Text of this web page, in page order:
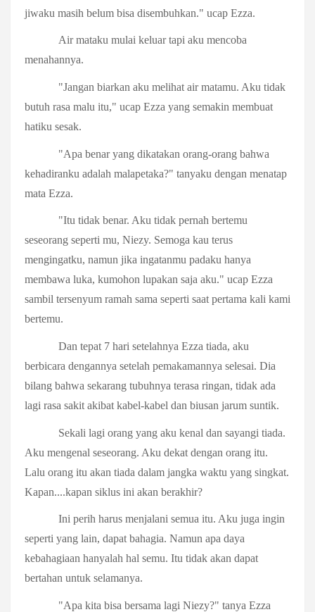
jiwaku masih belum bisa disembuhkan." ucap Ezza.
Air mataku mulai keluar tapi aku mencoba
menahannya.
"Jangan biarkan aku melihat air matamu. Aku tidak
butuh rasa malu itu," ucap Ezza yang semakin membuat
hatiku sesak.
"Apa benar yang dikatakan orang-orang bahwa
kehadiranku adalah malapetaka?" tanyaku dengan menatap
mata Ezza.
"Itu tidak benar. Aku tidak pernah bertemu
seseorang seperti mu, Niezy. Semoga kau terus
mengingatku, namun jika ingatanmu padaku hanya
membawa luka, kumohon lupakan saja aku." ucap Ezza
sambil tersenyum ramah sama seperti saat pertama kali kami
bertemu.
Dan tepat 7 hari setelahnya Ezza tiada, aku
berbicara dengannya setelah pemakamannya selesai. Dia
bilang bahwa sekarang tubuhnya terasa ringan, tidak ada
lagi rasa sakit akibat kabel-kabel dan biusan jarum suntik.
Sekali lagi orang yang aku kenal dan sayangi tiada.
Aku mengenal seseorang. Aku dekat dengan orang itu.
Lalu orang itu akan tiada dalam jangka waktu yang singkat.
Kapan....kapan siklus ini akan berakhir?
Ini perih harus menjalani semua itu. Aku juga ingin
seperti yang lain, dapat bahagia. Namun apa daya
kebahagiaan hanyalah hal semu. Itu tidak akan dapat
bertahan untuk selamanya.
"Apa kita bisa bersama lagi Niezy?" tanya Ezza